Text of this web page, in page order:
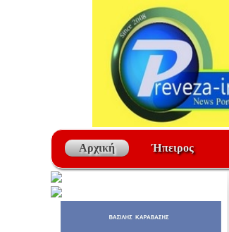
Αρχική Ήπειρος